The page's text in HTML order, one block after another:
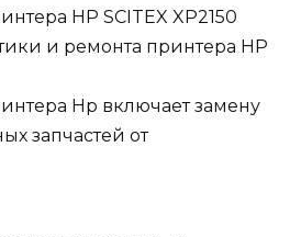
HP SCITEX XP2150
и ремонта принтера HP
Hp включает замену
запчастей от